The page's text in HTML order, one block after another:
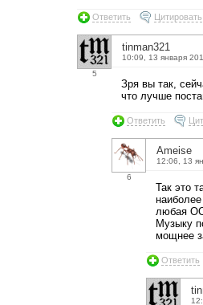
Ответить Цитировать
5
tinman321
10:09, 13 января
Зря вы так,
что лучше
Ответить
6
Ameise
12:06, 13
Так это
любая
Музыку
мощнее
Ответить